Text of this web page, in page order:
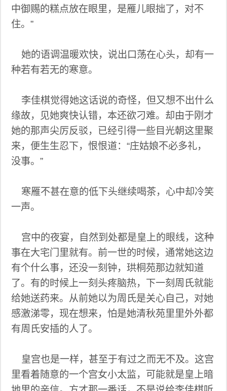
中御赐的糕点放在眼里，是雁儿眼拙了，对不
住。”
她的语调温暖欢快，说出口荡在心头，却有一
种若有若无的寒意。
李佳棋觉得她这话说的奇怪，但又想不出什么
缘故，见她爽快认错，本还欲刁难。却由于刚才
她的那声尖厉反驳，已经引得一些目光朝这里聚
来，便生生忍下，恨恨道：“庄姑娘不必多礼，
没事。”
寒雁不甚在意的低下头继续喝茶，心中却冷笑
一声。
宫中的夜宴，自然到处都是皇上的眼线，这种
事在大宅门里就有。前一世的时候，通常她这边
有个什么事，还没一刻钟，珙桐苑那边就知道
了。有的时候上一刻头疼脑热，下一刻周氏就能
给她送药来。从前她以为周氏是关心自己，对她
感激涕零，现在想来，怕是她清秋苑里里外外都
有周氏安插的人了。
皇宫也是一样，甚至于有过之而无不及。这宫
里看着随意的一个宫女小太监，可能就是皇上暗